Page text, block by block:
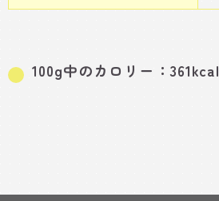
100g中のカロリー：361kcal